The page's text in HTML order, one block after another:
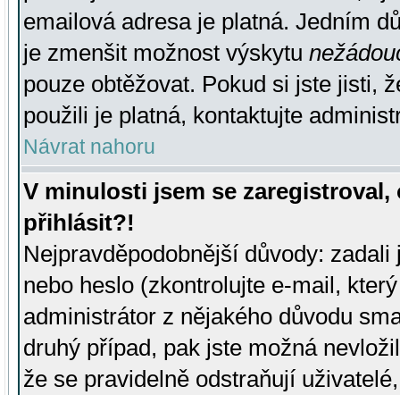
emailová adresa je platná. Jedním
je zmenšit možnost výskytu
pouze obtěžovat. Pokud si jste jisti,
použili je platná, kontaktujte
Návrat nahoru
V minulosti jsem se
přihlásit?!
Nejpravděpodobnější důvody:
nebo heslo (zkontrolujte e-mail,
administrátor z nějakého důvodu
druhý případ, pak jste možná
že se pravidelně odstraňují